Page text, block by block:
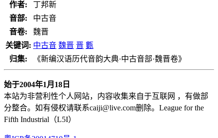
作者:
丁邦新
音部:
中古音
音卷:
魏晋
关键词: 中古音 魏晋 晋 甊
归集:
《新编汉语历代音韵大典·中古音部·魏晋卷》
始于2004年1月18日
本站为非营利性个人网站，内容收集来自于互联网 ，有做部
分整合。 如有侵权请联系caiji@live.com删除。League for the
Fifth Industrial（L5I）